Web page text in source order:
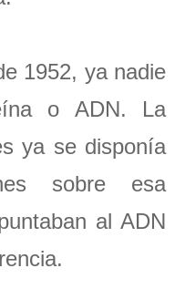
1952, ya nadie
o ADN. La
ya se disponía
sobre esa
al ADN